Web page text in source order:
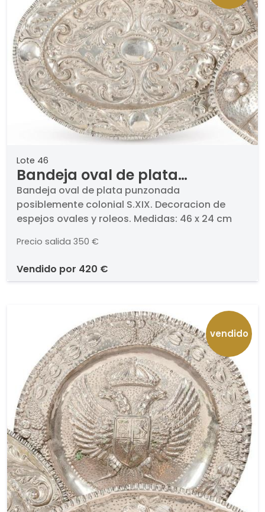
Lote 46
Bandeja oval de plata
punzonada posiblemente
colonial S.XIX
Bandeja oval de plata punzonada
posiblemente colonial S.XIX. Decoracion de
espejos ovales y roleos. Medidas: 46 x 24 cm
Precio salida 350 €
vendido por 420 €
vendido